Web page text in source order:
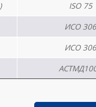
ISO 75
ИСО 306
ИСО 306